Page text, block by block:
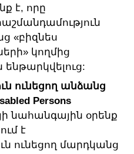
է, որը
«բիզնես
կողմից
ունեցող անձանց
Persons
նահանգային օրենք
է
ունեցող մարդկանց